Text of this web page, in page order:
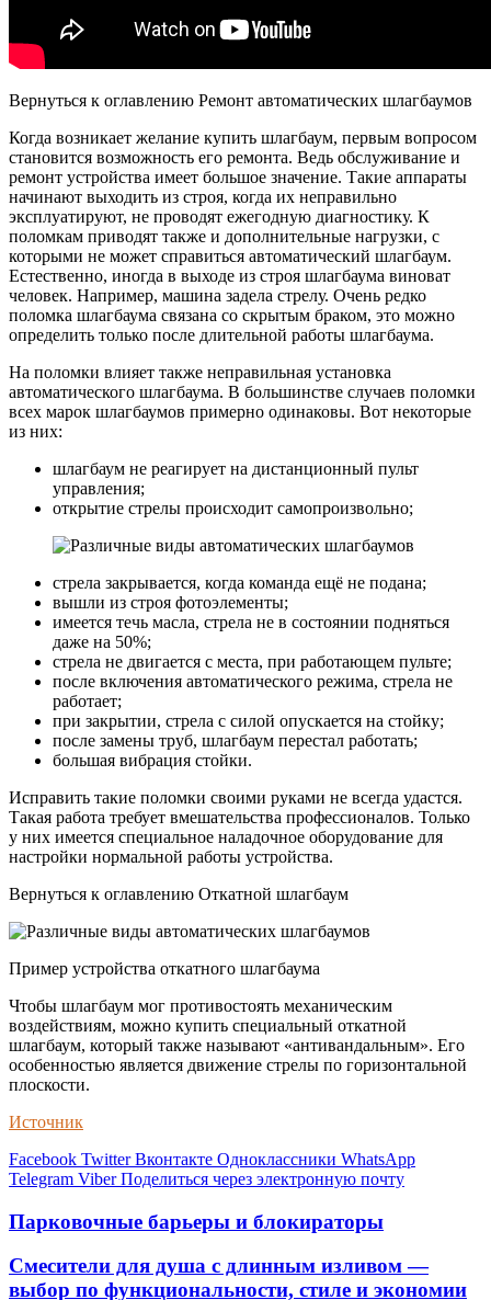
Вернуться к оглавлению Ремонт автоматических шлагбаумов
Когда возникает желание купить шлагбаум, первым вопросом
становится возможность его ремонта. Ведь обслуживание и
ремонт устройства имеет большое значение. Такие аппараты
начинают выходить из строя, когда их неправильно
эксплуатируют, не проводят ежегодную диагностику. К
поломкам приводят также и дополнительные нагрузки, с
которыми не может справиться автоматический шлагбаум.
Естественно, иногда в выходе из строя шлагбаума виноват
человек. Например, машина задела стрелу. Очень редко
поломка шлагбаума связана со скрытым браком, это можно
определить только после длительной работы шлагбаума.
На поломки влияет также неправильная установка
автоматического шлагбаума. В большинстве случаев поломки
всех марок шлагбаумов примерно одинаковы. Вот некоторые
из них:
шлагбаум не реагирует на дистанционный пульт
управления;
открытие стрелы происходит самопроизвольно;
стрела закрывается, когда команда ещё не подана;
вышли из строя фотоэлементы;
имеется течь масла, стрела не в состоянии подняться
даже на 50%;
стрела не двигается с места, при работающем пульте;
после включения автоматического режима, стрела не
работает;
при закрытии, стрела с силой опускается на стойку;
после замены труб, шлагбаум перестал работать;
большая вибрация стойки.
Исправить такие поломки своими руками не всегда удастся.
Такая работа требует вмешательства профессионалов. Только
у них имеется специальное наладочное оборудование для
настройки нормальной работы устройства.
Вернуться к оглавлению Откатной шлагбаум
Пример устройства откатного шлагбаума
Чтобы шлагбаум мог противостоять механическим
воздействиям, можно купить специальный откатной
шлагбаум, который также называют «антивандальным». Его
особенностью является движение стрелы по горизонтальной
плоскости.
Источник
Facebook Twitter Вконтакте Одноклассники WhatsApp
Telegram Viber Поделиться через электронную почту
Парковочные барьеры и блокираторы
Смесители для душа с длинным изливом —
выбор по функциональности, стиле и экономии